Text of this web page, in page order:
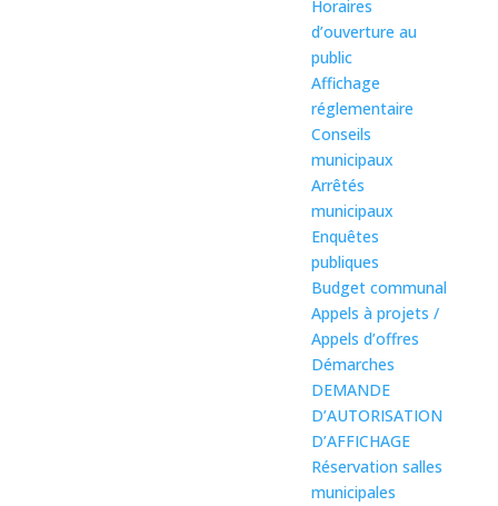
Horaires
d’ouverture au
public
Affichage
réglementaire
Conseils
municipaux
Arrêtés
municipaux
Enquêtes
publiques
Budget communal
Appels à projets /
Appels d’offres
Démarches
DEMANDE
D’AUTORISATION
D’AFFICHAGE
Réservation salles
municipales